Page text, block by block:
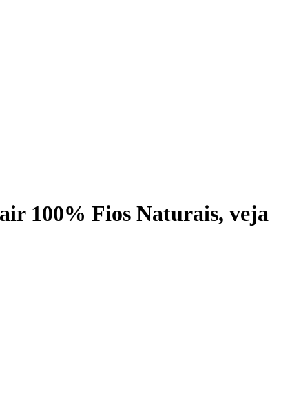
100% Fios Naturais, veja